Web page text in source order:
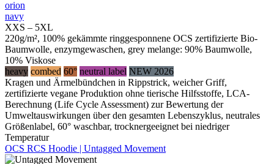
orion
navy
XXS – 5XL
220g/m², 100% gekämmte ringgesponnene OCS zertifizierte Bio-
Baumwolle, enzymgewaschen, grey melange: 90% Baumwolle,
10% Viskose
heavy combed 60° neutral label NEW 2026
Kragen und Ärmelbündchen in Rippstrick, weicher Griff,
zertifizierte vegane Produktion ohne tierische Hilfsstoffe, LCA-
Berechnung (Life Cycle Assessment) zur Bewertung der
Umweltauswirkungen über den gesamten Lebenszyklus, neutrales
Größenlabel, 60° waschbar, trocknergeeignet bei niedriger
Temperatur
OCS RCS Hoodie | Untagged Movement